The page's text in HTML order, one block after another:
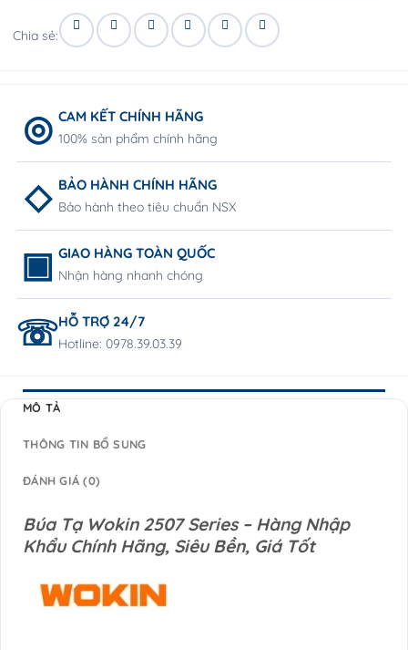
Chia sẻ:
CAM KẾT CHÍNH HÃNG
100% sản phẩm chính hãng
BẢO HÀNH CHÍNH HÃNG
Bảo hành theo tiêu chuẩn NSX
GIAO HÀNG TOÀN QUỐC
Nhận hàng nhanh chóng
HỖ TRỢ 24/7
Hotline: 0978.39.03.39
MÔ TẢ
THÔNG TIN BỔ SUNG
ĐÁNH GIÁ (0)
Búa Tạ Wokin 2507 Series – Hàng Nhập
Khẩu Chính Hãng, Siêu Bền, Giá Tốt